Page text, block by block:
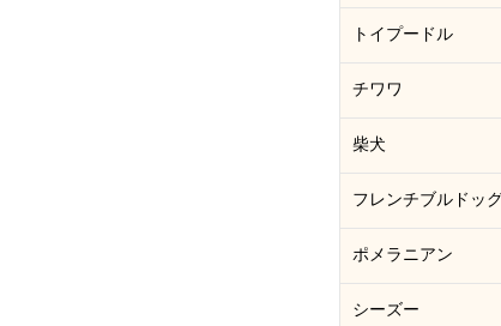
トイプードル
チワワ
柴犬
フレンチブルドッグ
ポメラニアン
シーズー